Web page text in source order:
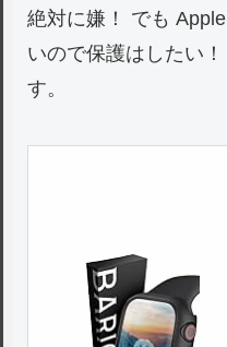
絶対に嫌！ でも
いので保護はしたい
す。